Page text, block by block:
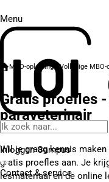
Menu
Inloggen Campus
Contact& service
MBO-opleidingen
Gratis proefles
paraveterinair
Wil je graag kennis
gratis proefles aan. Je
lesmateriaal en de online